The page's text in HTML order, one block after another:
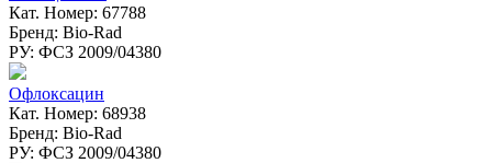
Кат. Номер: 67788
Бренд: Bio-Rad
РУ: ФСЗ 2009/04380
Офлоксацин
Кат. Номер: 68938
Бренд: Bio-Rad
РУ: ФСЗ 2009/04380